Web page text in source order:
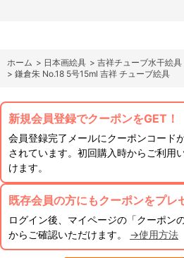
ホーム > 日本画絵具 > 吉祥チューブ水干絵具
> 鎌倉朱 No.18 5号15ml 吉祥 チューブ絵具
新規会員登録でクーポンをGET！
会員登録完了メールにクーポンコード
されています。初回購入時からご利用
けます。
既存会員の方にもクーポンをプレ
ログイン後、マイページの「クーポンの
からご確認いただけます。 →使用方法